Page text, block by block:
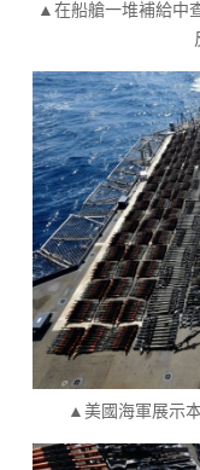
▲在船艙一堆補給中
▲美國海軍展示